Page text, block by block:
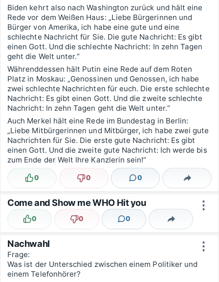
Biden kehrt also nach Washington zurück und hält eine
Rede vor dem Weißen Haus: „Liebe Bürgerinnen und
Bürger von Amerika, ich habe eine gute und eine
schlechte Nachricht für Sie. Die gute Nachricht: Es gibt
einen Gott. Und die schlechte Nachricht: In zehn Tagen
geht die Welt unter.“
Währenddessen hält Putin eine Rede auf dem Roten
Platz in Moskau: „Genossinen und Genossen, ich habe
zwei schlechte Nachrichten für euch. Die erste schlechte
Nachricht: Es gibt einen Gott. Und die zweite schlechte
Nachricht: In zehn Tagen geht die Welt unter.“
Auch Merkel hält eine Rede im Bundestag in Berlin:
„Liebe Mitbürgerinnen und Mitbürger, ich habe zwei gute
Nachrichten für Sie. Die erste gute Nachricht: Es gibt
einen Gott. Und die zweite gute Nachricht: Ich werde bis
zum Ende der Welt Ihre Kanzlerin sein!“
Lustig
0 Nicht lustig
0 0
Kommentare Teilen
⋮
Come and Show me WHO Hit you
Lustig
0 Nicht lustig
0 0
Kommentare Teilen
⋮
Nachwahl
Frage:
Was ist der Unterschied zwischen einem Politiker und
einem Telefonhörer?